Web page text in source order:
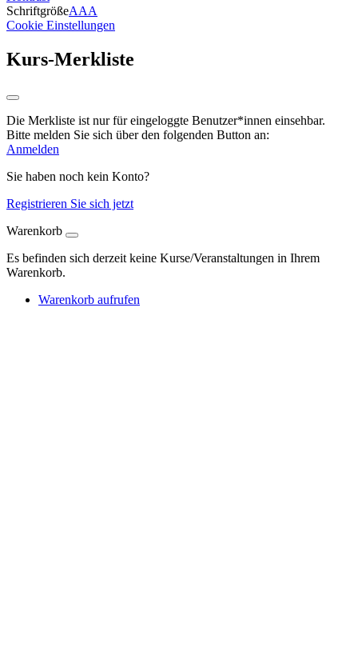
SchriftgrößeAAA
Cookie Einstellungen
Kurs-Merkliste
Die Merkliste ist nur für eingeloggte Benutzer*innen einsehbar.
Bitte melden Sie sich über den folgenden Button an:
Anmelden
Sie haben noch kein Konto?
Registrieren Sie sich jetzt
Warenkorb
Es befinden sich derzeit keine Kurse/Veranstaltungen in Ihrem
Warenkorb.
Warenkorb aufrufen